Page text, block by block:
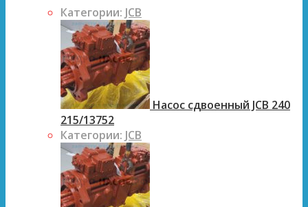
Категории: JCB
Насос сдвоенный JCB 240
215/13752
Категории: JCB